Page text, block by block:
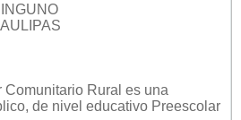
Comunitario Rural es una
, de nivel educativo Preescolar